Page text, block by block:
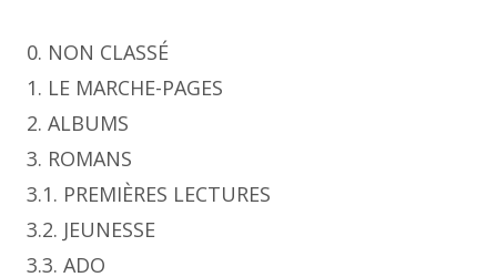
0. NON CLASSÉ
1. LE MARCHE-PAGES
2. ALBUMS
3. ROMANS
3.1. PREMIÈRES LECTURES
3.2. JEUNESSE
3.3. ADO